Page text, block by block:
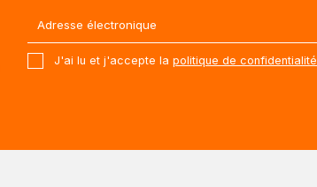
J'ai lu et j'accepte la politique de confidentialité